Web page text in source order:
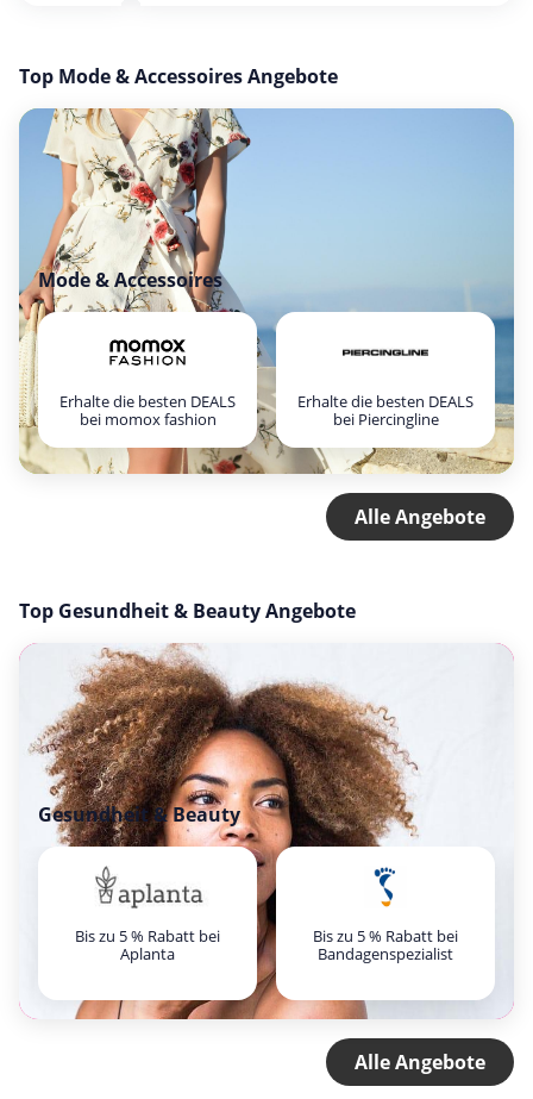
Top Mode & Accessoires Angebote
Mode & Accessoires
Erhalte die besten DEALS
bei momox fashion
Erhalte die besten DEALS
bei Piercingline
Alle Angebote
Top Gesundheit & Beauty Angebote
Gesundheit & Beauty
Bis zu 5 % Rabatt bei
Aplanta
Bis zu 5 % Rabatt bei
Bandagenspezialist
Alle Angebote